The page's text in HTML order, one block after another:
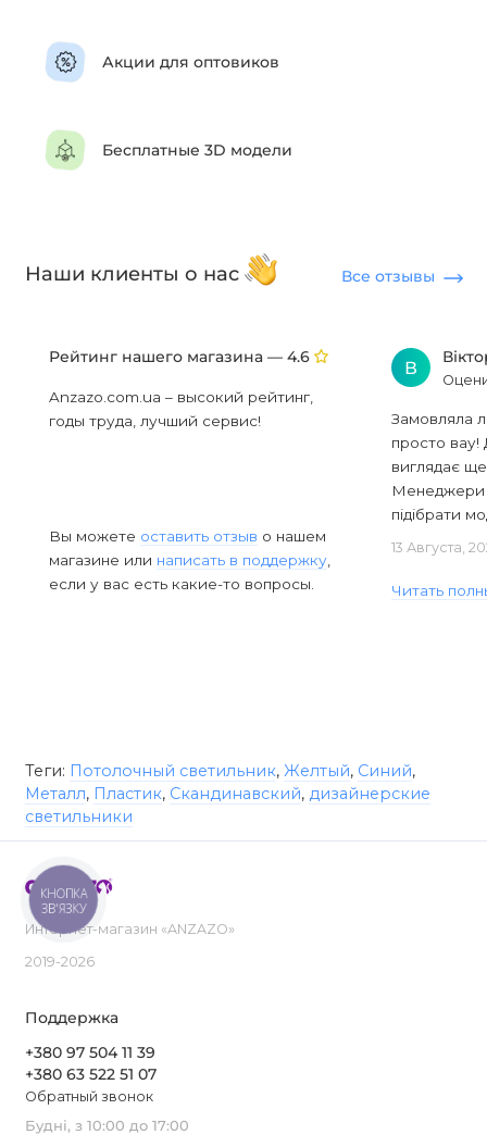
Акции для оптовиков
Бесплатные 3D модели
Наши клиенты о нас Все отзывы
Рейтинг нашего магазина — 4.6
Anzazo.com.ua – высокий рейтинг,
годы труда, лучший сервис!
Вы можете оставить отзыв о нашем
магазине или написать в поддержку
если у вас есть какие-то вопросы.
В
Замовляла
просто вау!
виглядає
Менеджери
підібрати
13 Августа,
Читать
Теги: Потолочный светильник, Желтый, Синий,
Металл, Пластик, Скандинавский, дизайнерские
светильники
Интернет-магазин «ANZAZO»
2019-2026
Поддержка
+380 97 504 11 39
+380 63 522 51 07
Обратный звонок
Будні, з 10:00 до 17:00
КНОПКА
ЗВ'ЯЗКУ